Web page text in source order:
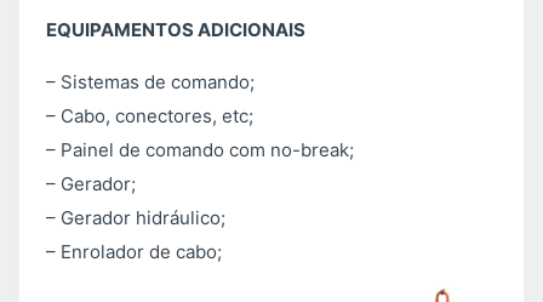
EQUIPAMENTOS ADICIONAIS
– Sistemas de comando;
– Cabo, conectores, etc;
– Painel de comando com no-break;
– Gerador;
– Gerador hidráulico;
– Enrolador de cabo;